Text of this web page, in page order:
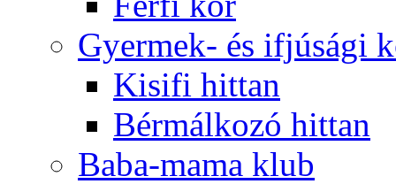
Gyermek- és ifjúsági
Kisifi hittan
Bérmálkozó hittan
Baba-mama klub